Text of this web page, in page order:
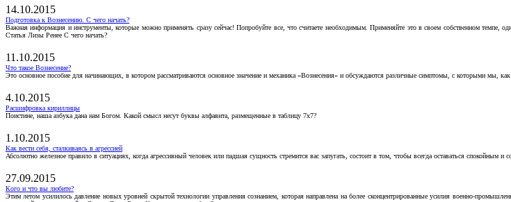
14.10.2015
Подготовка к Вознесению. С чего начать?
Важная информация и инструменты, которые можно применять сразу сейчас! Попробуйте все, что считаете необходимым. Применяйте это в своем собственном темпе,
Статья Лизы Ренее С чего начать?
11.10.2015
Что такое Вознесение?
Это основное пособие для начинающих, в котором рассматриваются основное значение и механика «Вознесения» и обсуждаются различные симптомы, с которыми мы,
4.10.2015
Расшифровка кириллицы
Поистине, наша азбука дана нам Богом. Какой смысл несут буквы алфавита, размещенные в таблицу 7х7?
1.10.2015
Как вести себя, сталкиваясь в агрессией
Абсолютно железное правило в ситуациях, когда агрессивный человек или падшая сущность стремится вас запугать, состоит в том, чтобы всегда оставаться спокойным
27.09.2015
Кого и что вы любите?
Этим летом усилилось давление новых уровней скрытой технологии управления сознанием, которая направлена на более сконцентрированные усилия военно-